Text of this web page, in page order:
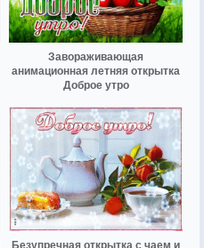
Завораживающая
анимационная летняя открытка
Доброе утро
Безупречная открытка с чаем и